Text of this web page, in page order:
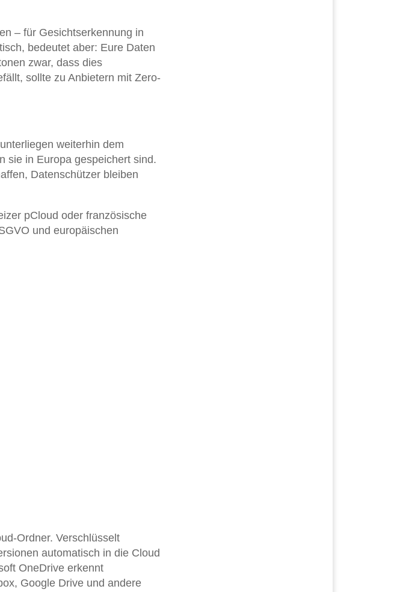
– für Gesichtserkennung in
bedeutet aber: Eure Daten
zwar, dass dies
sollte zu Anbietern mit Zero-
weiterhin dem
sie in Europa gespeichert sind.
Datenschützer bleiben
pCloud oder französische
und europäischen
Ordner. Verschlüsselt
automatisch in die Cloud
OneDrive erkennt
Google Drive und andere